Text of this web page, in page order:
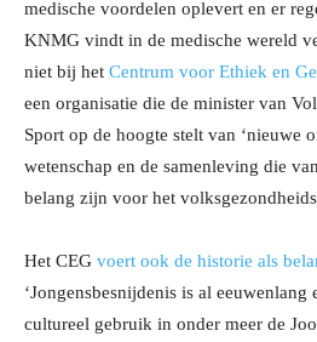
medische voordelen oplevert en er
KNMG vindt in de medische wereld
niet bij het Centrum voor Ethiek en
een organisatie die de minister van
Sport op de hoogte stelt van ‘nieuwe
wetenschap en de samenleving die
belang zijn voor het
Het CEG voert ook de historie als
‘Jongensbesnijdenis is al eeuwenlang
cultureel gebruik in onder meer de